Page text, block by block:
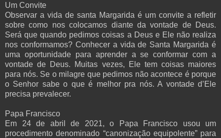
Um Convite
Observar a vida de santa Margarida é um convite a refletir
sobre como nos colocamos diante da vontade de Deus.
Será que quando pedimos coisas a Deus e Ele não realiza
nos conformamos? Conhecer a vida de Santa Margarida é
uma oportunidade para aprender a se conformar com a
vontade de Deus. Muitas vezes, Ele tem coisas maiores
para nós. Se o milagre que pedimos não acontece é porque
o Senhor sabe o que é melhor pra nós. A vontade d’Ele
precisa prevalecer.
Papa Francisco
Em 24 de abril de 2021, o Papa Francisco usou um
procedimento denominado “canonização equipolente” para